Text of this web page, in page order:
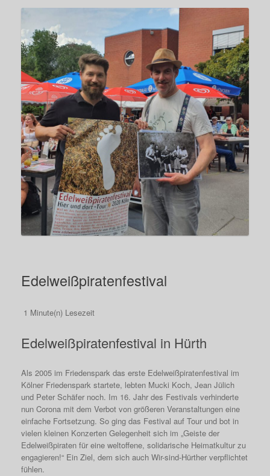
Edelweißpiratenfestival
1 Minute(n) Lesezeit
Edelweißpiratenfestival in Hürth
Als 2005 im Friedenspark das erste Edelweißpiratenfestival im
Kölner Friedenspark startete, lebten Mucki Koch, Jean Jülich
und Peter Schäfer noch. Im 16. Jahr des Festivals verhinderte
nun Corona mit dem Verbot von größeren Veranstaltungen eine
einfache Fortsetzung. So ging das Festival auf Tour und bot in
vielen kleinen Konzerten Gelegenheit sich im „Geiste der
Edelweißpiraten für eine weltoffene, solidarische Heimatkultur zu
engagieren!“ Ein Ziel, dem sich auch Wir-sind-Hürther verpflichtet
fühlen.